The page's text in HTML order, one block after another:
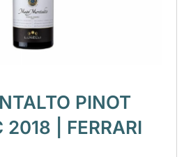
PINOT
2018 | FERRARI